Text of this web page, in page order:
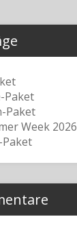
Paket
Paket
Week 2026